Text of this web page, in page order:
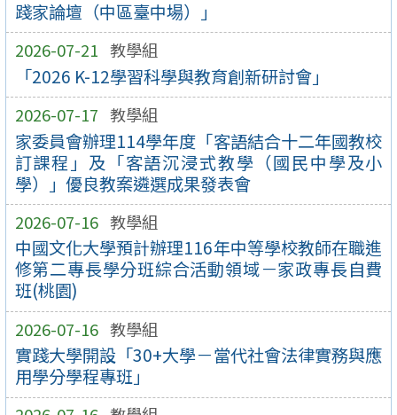
踐家論壇（中區臺中場）」
2026-07-21 教學組
「2026 K-12學習科學與教育創新研討會」
2026-07-17 教學組
家委員會辦理114學年度「客語結合十二年國教校
訂課程」及「客語沉浸式教學（國民中學及小
學）」優良教案遴選成果發表會
2026-07-16 教學組
中國文化大學預計辦理116年中等學校教師在職進
修第二專長學分班綜合活動領域－家政專長自費
班(桃園)
2026-07-16 教學組
實踐大學開設「30+大學－當代社會法律實務與應
用學分學程專班」